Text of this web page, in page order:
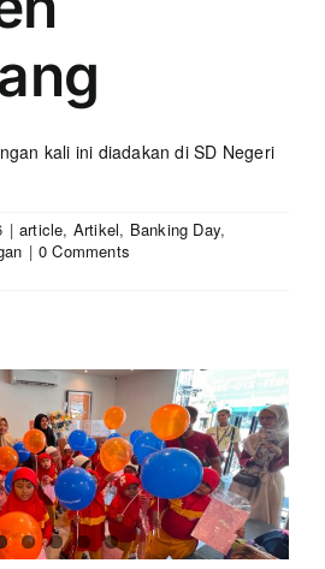
kali ini diadakan di SD Negeri
| article, Artikel, Banking Day,
| 0 Comments